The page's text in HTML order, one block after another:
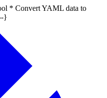
* Convert YAML data to
}